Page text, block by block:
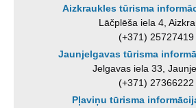
Aizkraukles tūrisma
Lāčplēša iela 4,
(+371) 25727419
Jaunjelgavas tūrisma
Jelgavas iela 33,
(+371) 27366222
Pļaviņu tūrisma